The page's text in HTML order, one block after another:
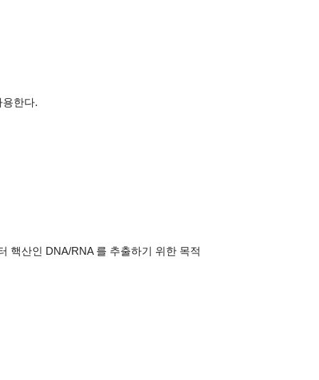
한다.
핵산인 DNA/RNA 를 추출하기 위한 목적